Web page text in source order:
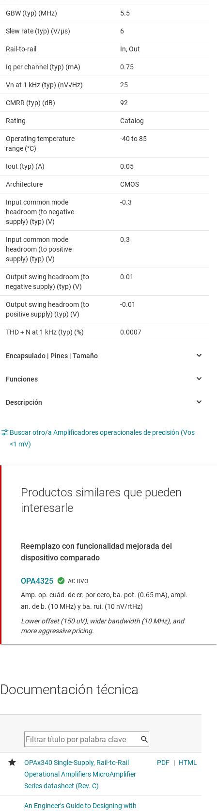
GBW (typ) (MHz) 5.5
Slew rate (typ) (V/µs) 6
Rail-to-rail In, Out
Iq per channel (typ) (mA) 0.75
Vn at 1 kHz (typ) (nV√Hz) 25
CMRR (typ) (dB) 92
Rating Catalog
Operating temperature
range (°C)
-40 to 85
Iout (typ) (A) 0.05
Architecture CMOS
Input common mode
headroom (to negative
supply) (typ) (V)
-0.3
Input common mode
headroom (to positive
supply) (typ) (V)
0.3
Output swing headroom (to
negative supply) (typ) (V)
0.01
Output swing headroom (to
positive supply) (typ) (V)
-0.01
THD + N at 1 kHz (typ) (%) 0.0007
Buscar otro/a Amplificadores operacionales de precisión (Vos
<1 mV)
Productos similares que pueden
interesarle
Reemplazo con funcionalidad mejorada del
dispositivo comparado
OPA4325
Amp. op. cuád. de cr. por cero, ba. pot. (0.65 mA), ampl.
an. de b. (10 MHz) y ba. rui. (10 nV/rtHz)
Lower offset (150 uV), wider bandwidth (10 MHz), and
more aggressive pricing.
Documentación técnica